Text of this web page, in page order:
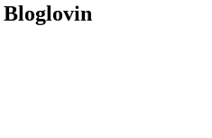
Bloglovin